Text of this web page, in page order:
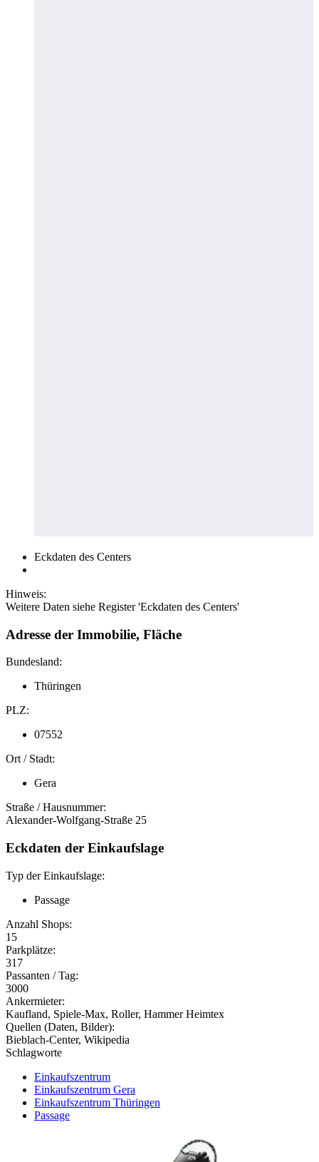
Eckdaten des Centers
Hinweis:
Weitere Daten siehe Register 'Eckdaten des Centers'
Adresse der Immobilie, Fläche
Bundesland:
Thüringen
PLZ:
07552
Ort / Stadt:
Gera
Straße / Hausnummer:
Alexander-Wolfgang-Straße 25
Eckdaten der Einkaufslage
Typ der Einkaufslage:
Passage
Anzahl Shops:
15
Parkplätze:
317
Passanten / Tag:
3000
Ankermieter:
Kaufland, Spiele-Max, Roller, Hammer Heimtex
Quellen (Daten, Bilder):
Bieblach-Center, Wikipedia
Schlagworte
Einkaufszentrum
Einkaufszentrum Gera
Einkaufszentrum Thüringen
Passage